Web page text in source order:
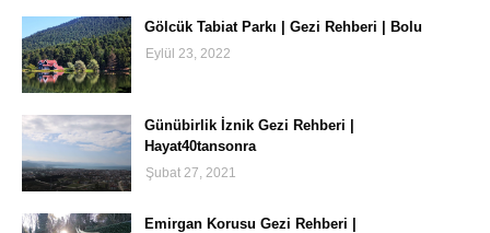
Gölcük Tabiat Parkı | Gezi Rehberi | Bolu
Eylül 23, 2022
Günübirlik İznik Gezi Rehberi |
Hayat40tansonra
Şubat 27, 2021
Emirgan Korusu Gezi Rehberi |